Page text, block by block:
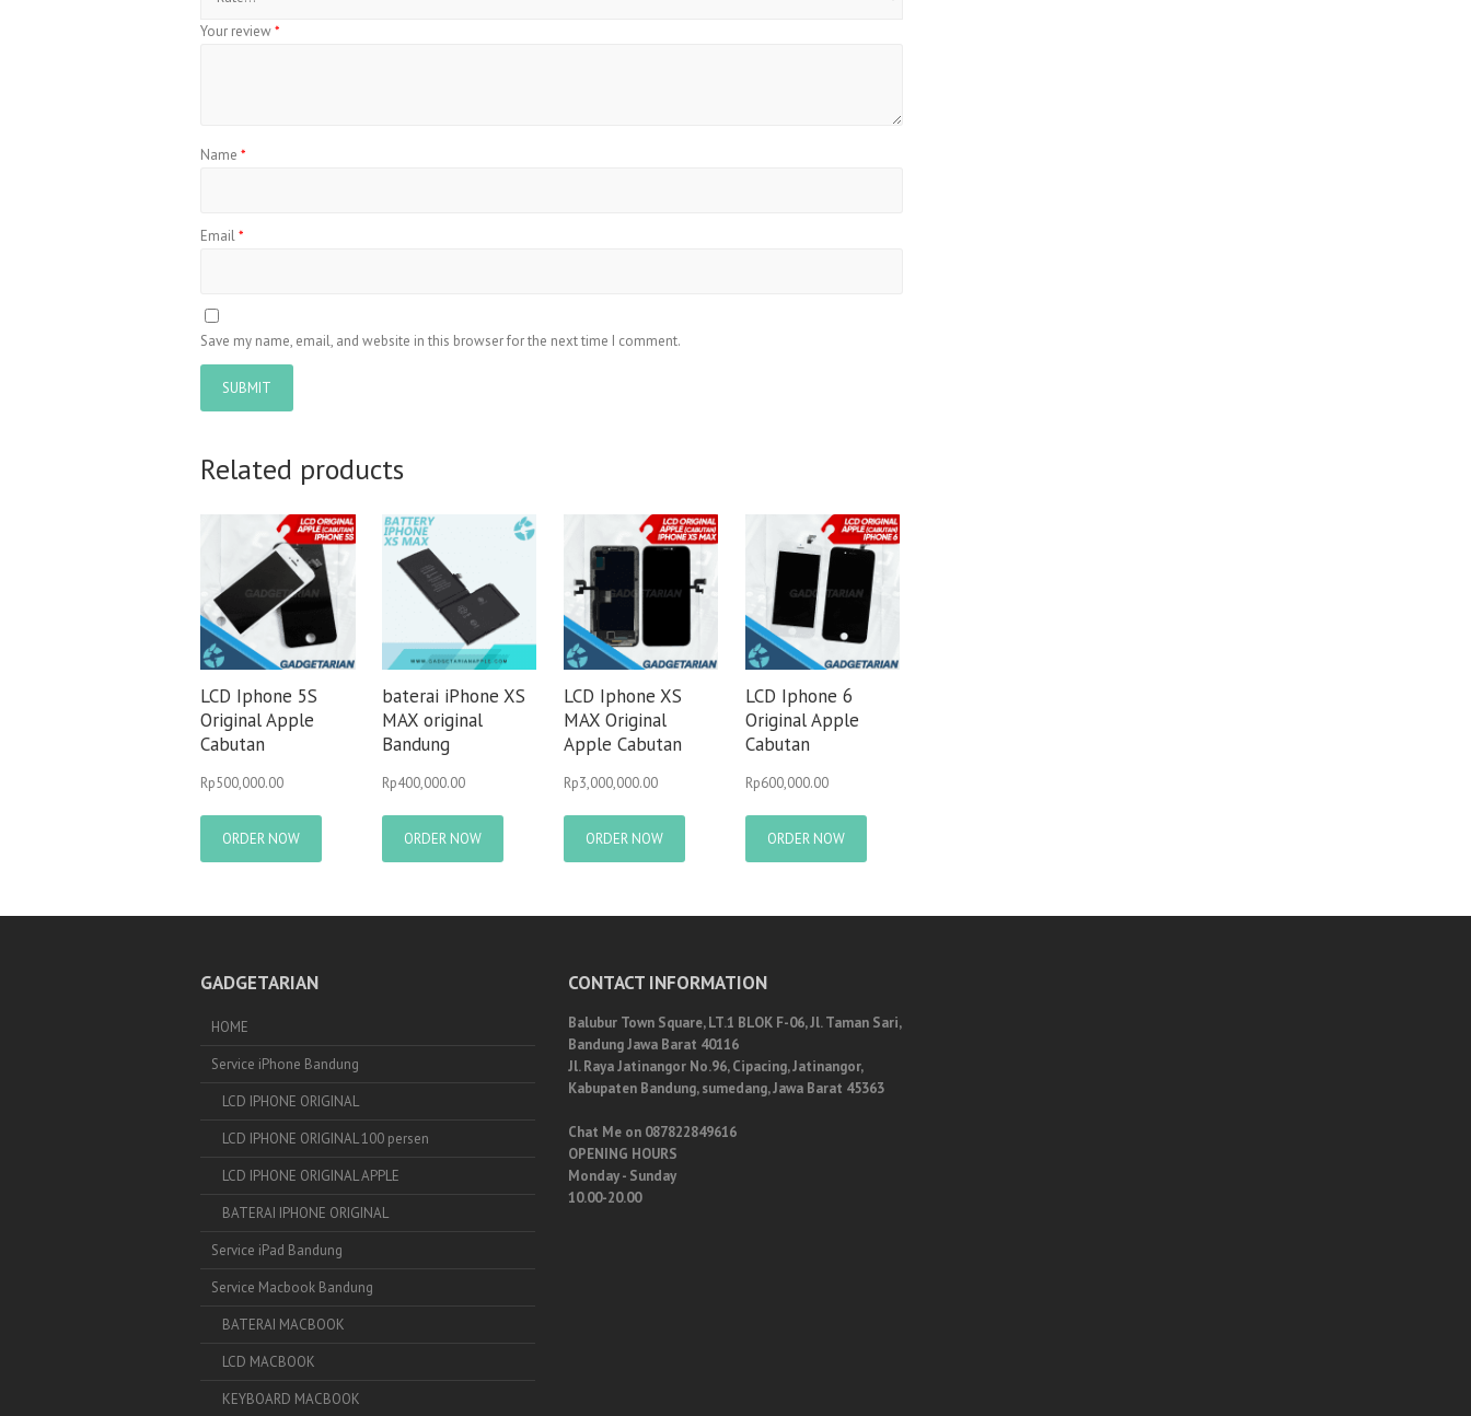
Your review*
Name *
Email*
Save my name, email, and website in this browser for the next time I comment.
Related products
LCD Iphone 5S
Original Apple
Cabutan
Rp500,000.00
ORDER NOW
baterai iPhone XS
MAX original
Bandung
Rp400,000.00
ORDER NOW
LCD Iphone XS
MAX Original
Apple Cabutan
Rp3,000,000.00
ORDER NOW
LCD Iphone 6
Original Apple
Cabutan
Rp600,000.00
ORDER NOW
GADGETARIAN
HOME
Service iPhone Bandung
LCD IPHONE ORIGINAL
LCD IPHONE ORIGINAL 100 persen
LCD IPHONE ORIGINAL APPLE
BATERAI IPHONE ORIGINAL
Service iPad Bandung
Service Macbook Bandung
BATERAI MACBOOK
LCD MACBOOK
KEYBOARD MACBOOK
CONTACT INFORMATION
Balubur Town Square, LT.1 BLOK F-06, Jl. Taman Sari,
Bandung Jawa Barat 40116
Jl. Raya Jatinangor No.96, Cipacing, Jatinangor,
Kabupaten Bandung, sumedang, Jawa Barat 45363
Chat Me on 087822849616
OPENING HOURS
Monday - Sunday
10.00-20.00